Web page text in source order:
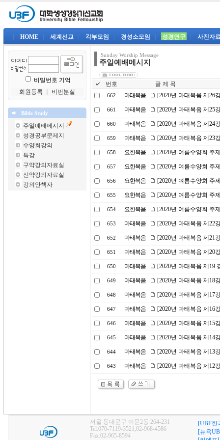
HOME 세계선교 각부모임 경성소모임 성경연구 사진자
비밀번호 기억
회원등록
비번분실
Bible Study
주일예배메시지
성경공부문제지
수양회강의
특강
구약강의자료실
신약강의자료실
강의안책자
Sunday Worship Message
주일예배메시지
번호 글 제 목
662 마태복음 [2020년 마태복음 제26
661 마태복음 [2020년 마태복음 제25
660 마태복음 [2020년 마태복음 제24
659 마태복음 [2020년 마태복음 제23
658 요한복음 [2020년 여름수양회 주
657 요한복음 [2020년 여름수양회 주
656 요한복음 [2020년 여름수양회 주
655 요한복음 [2020년 여름수양회 주
654 요한복음 [2020년 여름수양회 주
653 마태복음 [2020년 마태복음 제22
652 마태복음 [2020년 마태복음 제21
651 마태복음 [2020년 마태복음 제20
650 마태복음 [2020년 마태복음 제19
649 마태복음 [2020년 마태복음 제18
648 마태복음 [2020년 마태복음 제17
647 마태복음 [2020년 마태복음 제16
646 마태복음 [2020년 마태복음 제15
645 마태복음 [2020년 마태복음 제14
644 마태복음 [2020년 마태복음 제13
643 마태복음 [2020년 마태복음 제12
서울 동대문구 이문2동 264-231
Tel:070-7119-3521,02-968-4586
Fax:02-965-8594
[UBF한
[뉴욕